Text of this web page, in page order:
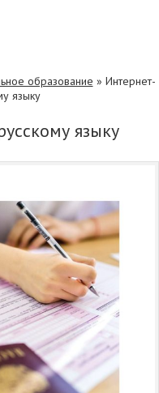
образование » Интepнет-
языку
языку